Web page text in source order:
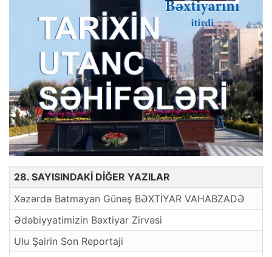
28. SAYISINDAKİ DİĞER YAZILAR
Xəzərdə Batmayan Günəş BƏXTİYAR VAHABZADƏ
Ədəbiyyatimizin Bəxtiyar Zirvəsi
Ulu Şairin Son Reportaji